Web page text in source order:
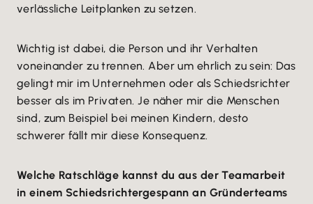
verlässliche Leitplanken zu setzen.
Wichtig ist dabei, die Person und ihr Verhalten
voneinander zu trennen. Aber um ehrlich zu sein: Das
gelingt mir im Unternehmen oder als Schiedsrichter
besser als im Privaten. Je näher mir die Menschen
sind, zum Beispiel bei meinen Kindern, desto
schwerer fällt mir diese Konsequenz.
Welche Ratschläge kannst du aus der Teamarbeit
in einem Schiedsrichtergespann an Gründerteams